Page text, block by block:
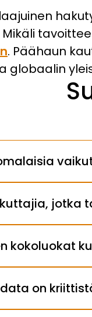
. Päähaun
globaalin
jotka
kokoluokat
on